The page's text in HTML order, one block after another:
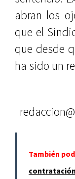
abran los
que el
que desde
ha sido un
También